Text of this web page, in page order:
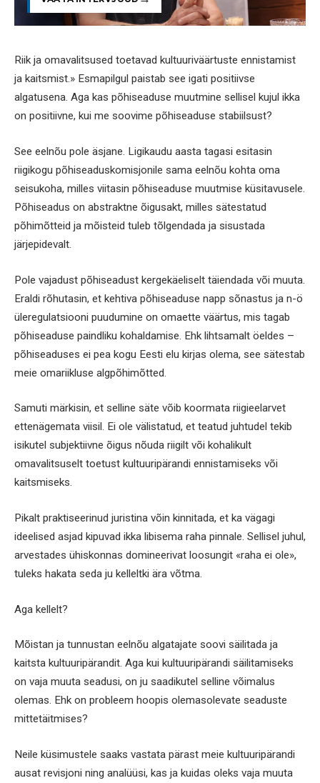
Riik ja omavalitsused toetavad kultuuriväärtuste ennistamist
ja kaitsmist.» Esmapilgul paistab see igati positiivse
algatusena. Aga kas põhiseaduse muutmine sellisel kujul ikka
on positiivne, kui me soovime põhiseaduse stabiilsust?
See eelnõu pole äsjane. Ligikaudu aasta tagasi esitasin
riigikogu põhiseaduskomisjonile sama eelnõu kohta oma
seisukoha, milles viitasin põhiseaduse muutmise küsitavusele.
Põhiseadus on abstraktne õigusakt, milles sätestatud
põhimõtteid ja mõisteid tuleb tõlgendada ja sisustada
järjepidevalt.
Pole vajadust põhiseadust kergekäeliselt täiendada või muuta.
Eraldi rõhutasin, et kehtiva põhiseaduse napp sõnastus ja n-ö
üleregulatsiooni puudumine on omaette väärtus, mis tagab
põhiseaduse paindliku kohaldamise. Ehk lihtsamalt öeldes –
põhiseaduses ei pea kogu Eesti elu kirjas olema, see sätestab
meie omariikluse algpõhimõtted.
Samuti märkisin, et selline säte võib koormata riigieelarvet
ettenägemata viisil. Ei ole välistatud, et teatud juhtudel tekib
isikutel subjektiivne õigus nõuda riigilt või kohalikult
omavalitsuselt toetust kultuuripärandi ennistamiseks või
kaitsmiseks.
Pikalt praktiseerinud juristina võin kinnitada, et ka vägagi
ideelised asjad kipuvad ikka libisema raha pinnale. Sellisel juhul,
arvestades ühiskonnas domineerivat loosungit «raha ei ole»,
tuleks hakata seda ju kelleltki ära võtma.
Aga kellelt?
Mõistan ja tunnustan eelnõu algatajate soovi säilitada ja
kaitsta kultuuripärandit. Aga kui kultuuripärandi säilitamiseks
on vaja muuta seadusi, on ju saadikutel selline võimalus
olemas. Ehk on probleem hoopis olemasolevate seaduste
mittetäitmises?
Neile küsimustele saaks vastata pärast meie kultuuripärandi
ausat revisjoni ning analüüsi, kas ja kuidas oleks vaja muuta